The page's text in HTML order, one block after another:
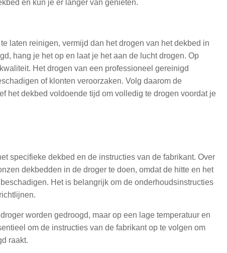
en kun je er langer van genieten.
laten reinigen, vermijd dan het drogen van het dekbed in
hang je het op en laat je het aan de lucht drogen. Op
Het drogen van een professioneel gereinigd
of klonten veroorzaken. Volg daarom de
het dekbed voldoende tijd om volledig te drogen voordat je
specifieke dekbed en de instructies van de fabrikant. Over
dekbedden in de droger te doen, omdat de hitte en het
Het is belangrijk om de onderhoudsinstructies
worden gedroogd, maar op een lage temperatuur en
om de instructies van de fabrikant op te volgen om
raakt.